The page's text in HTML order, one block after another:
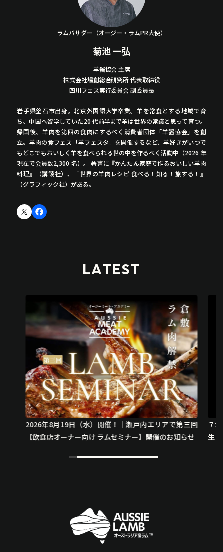
ラムバサダー（オージー・ラムPR大使）
菊池 一弘
羊齧協会主席
株式会社場創総合研究所 代表取締役
四川フェス実行委員会 副委員長
岩手県釡石市出身。北京外国語大学卒業。羊を常食とする地域で育
ち、中国へ留学していた20 代前半まで羊は世界の常識と思って育つ。
帰国後、羊肉を第四の食肉にするべく消費者団体「羊齧協会」を創
立。羊肉の食フェス「羊フェスタ」を開催するなど、羊好きがいつで
もどこでもおいしく羊を食べられる世の中を作るべく活動中（2026 年
現在で会員数2,300 名）。 著書に『かんたん家庭で作るおいしい羊肉
料理』（講談社）、『世界の羊肉レシピ 食べる！知る！旅する！』
（グラフィック社）がある。
LATEST
2026年8月19日（水）開催！｜瀬戸内エリアで第三回
【飲食店オーナー向け ラムセミナー】開催のお知らせ
７
生